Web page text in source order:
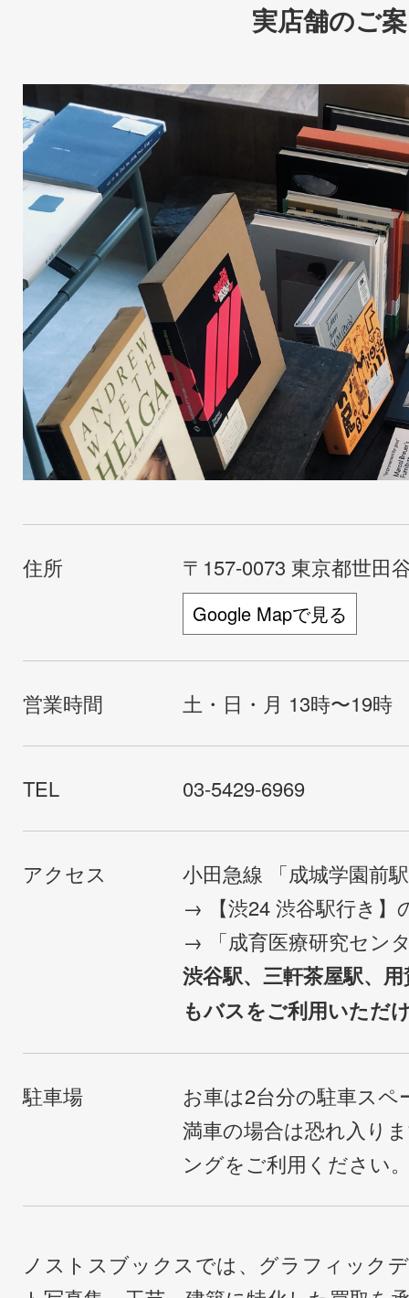
実店舗のご
住所 〒157-0073 東京都世田
Google Mapで見る
営業時間 土・日・月 13時〜19時
TEL 03-5429-6969
アクセス
小田急線 「成城学園前
→ 【渋24 渋谷駅行き】
→ 「成育医療研究セン
渋谷駅、三軒茶屋駅、
もバスをご利用いただ
駐車場
お車は2台分の駐車ス
満車の場合は恐れ入り
ングをご利用ください
ノストスブックスでは、グラフィック